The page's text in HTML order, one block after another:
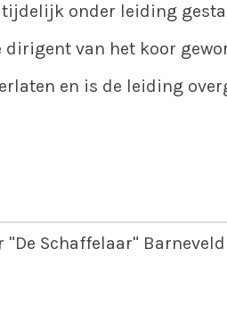
onder leiding
dirigent van het koor
en is de leiding
Schaffelaar"